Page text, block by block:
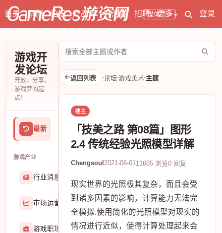
媒体号
首页 原创 论坛 产品库 开测表 招聘 更多 登录
游戏开
发论坛
开放、分享，
游戏梦的起
点！
最新
游戏产业
行业消息
市场运营 8407
游戏职场 2929
搜
索
论
坛
返回列表 论坛 游戏美术 主题
楼主
「技美之路 第08篇」图形
2.4 传统经验光照模型详解
Chengsoul 2021-06-0111665 浏览0 回复
现实世界的光照极其复杂，而且会受
到诸多因素的影响，计算能力无法完
全模拟.使用简化的光照模型对现实的
情况进行近似，使得计算处理起来会